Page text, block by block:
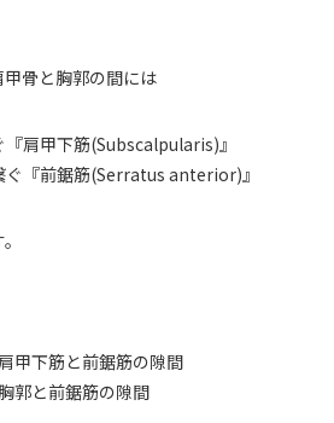
骨と胸郭の間には
『肩甲下筋(Subscalpularis)』
ぐ『前鋸筋(Serratus anterior)』
甲下筋と前鋸筋の隙間
郭と前鋸筋の隙間